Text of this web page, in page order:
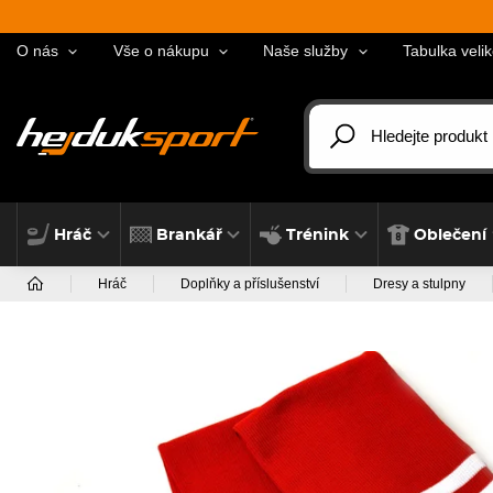
O nás Vše o nákupu Naše služby Tabulka
Hráč Brankář Trénink Oblečení
Hráč Doplňky a příslušenství Dresy a stulpny